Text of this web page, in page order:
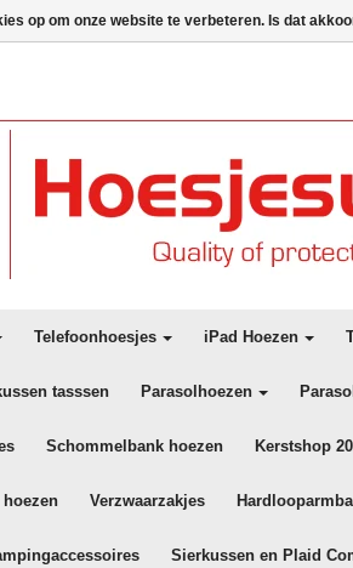
Telefoonhoesjes iPad Hoezen
tasssen Parasolhoezen
Schommelbank hoezen Kerstshop
hoezen Verzwaarzakjes
Sierkussen en Plaid
op om onze website te verbeteren. Is dat